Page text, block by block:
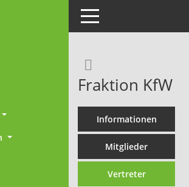
Toggle navigation
Fraktion KfW
Informationen
Mitglieder
Vertreter